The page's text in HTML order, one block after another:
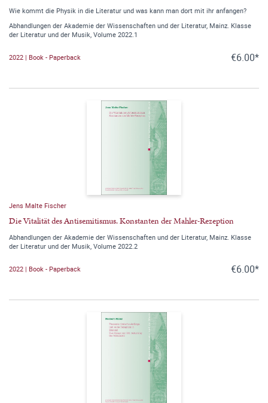
Wie kommt die Physik in die Literatur und was kann man dort mit ihr anfangen?
Abhandlungen der Akademie der Wissenschaften und der Literatur, Mainz. Klasse
der Literatur und der Musik, Volume 2022.1
2022 | Book - Paperback €6.00*
Jens Malte Fischer
Die Vitalität des Antisemitismus. Konstanten der Mahler-Rezeption
Abhandlungen der Akademie der Wissenschaften und der Literatur, Mainz. Klasse
der Literatur und der Musik, Volume 2022.2
2022 | Book - Paperback €6.00*